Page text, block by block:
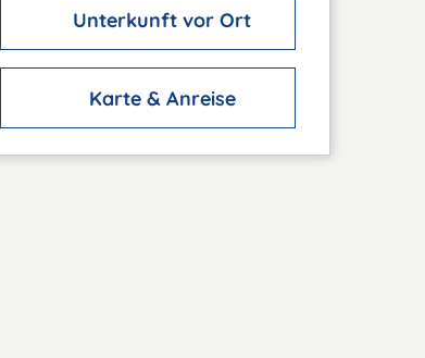
Unterkunft vor Ort
Karte & Anreise